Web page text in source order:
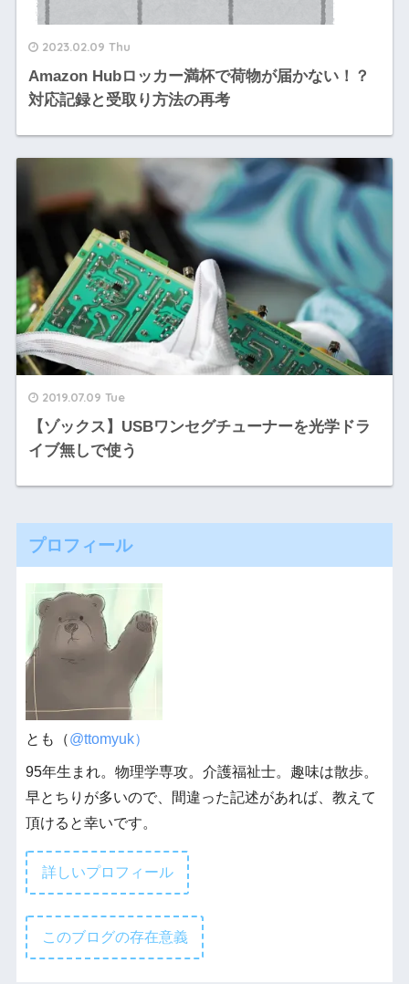
2023.02.09 Thu
Amazon Hubロッカー満杯で荷物が届かない！？
対応記録と受取り方法の再考
2019.07.09 Tue
【ゾックス】USBワンセグチューナーを光学ドラ
イブ無しで使う
プロフィール
とも（@ttomyuk）
95年生まれ。物理学専攻。介護福祉士。趣味は散歩。
早とちりが多いので、間違った記述があれば、教えて
頂けると幸いです。
詳しいプロフィール
このブログの存在意義